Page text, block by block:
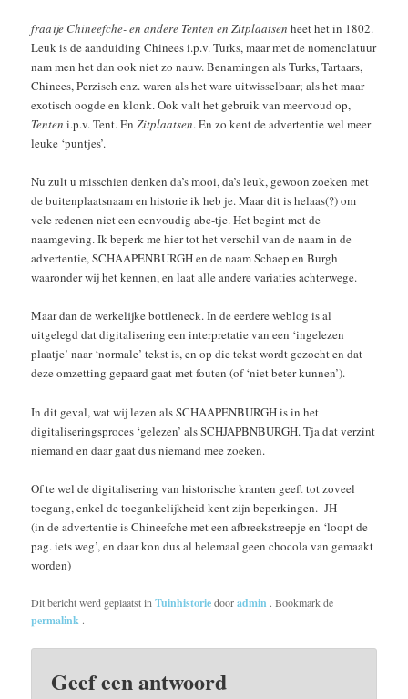
fraaije Chineefche- en andere Tenten en Zitplaatsen heet het in 1802.
Leuk is de aanduiding Chinees i.p.v. Turks, maar met de nomenclatuur
nam men het dan ook niet zo nauw. Benamingen als Turks, Tartaars,
Chinees, Perzisch enz. waren als het ware uitwisselbaar; als het maar
exotisch oogde en klonk. Ook valt het gebruik van meervoud op,
Tenteni.p.v. Tent. EnZitplaatsen. En zo kent de advertentie wel meer
leuke ‘puntjes’.
Nu zult u misschien denken da’s mooi, da’s leuk, gewoon zoeken met
de buitenplaatsnaam en historie ik heb je. Maar dit is helaas(?) om
vele redenen niet een eenvoudig abc-tje. Het begint met de
naamgeving. Ik beperk me hier tot het verschil van de naam in de
advertentie, SCHAAPENBURGH en de naam Schaep en Burgh
waaronder wij het kennen, en laat alle andere variaties achterwege.
Maar dan de werkelijke bottleneck. In de eerdere weblog is al
uitgelegd dat digitalisering een interpretatie van een ‘ingelezen
plaatje’ naar ‘normale’ tekst is, en op die tekst wordt gezocht en dat
deze omzetting gepaard gaat met fouten (of ‘niet beter kunnen’).
In dit geval, wat wij lezen als SCHAAPENBURGH is in het
digitaliseringsproces ‘gelezen’ als SCHJAPBNBURGH. Tja dat verzint
niemand en daar gaat dus niemand mee zoeken.
Of te wel de digitalisering van historische kranten geeft tot zoveel
toegang, enkel de toegankelijkheid kent zijn beperkingen. JH
(in de advertentie is Chineefche met eenafbreekstreepje en ‘loopt de
pag. iets weg’, en daar kon dus al helemaal geen chocola van gemaakt
worden)
Dit bericht werd geplaatst inTuinhistoriedooradmin . Bookmark de
permalink .
Geef een antwoord